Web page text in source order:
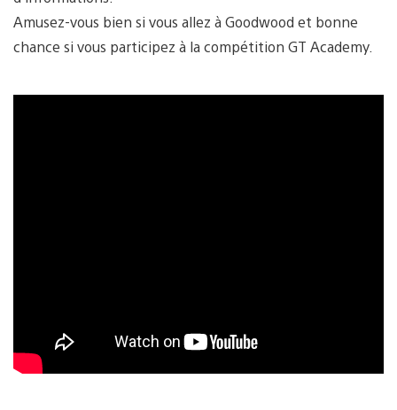
Amusez-vous bien si vous allez à Goodwood et bonne
chance si vous participez à la compétition GT Academy.